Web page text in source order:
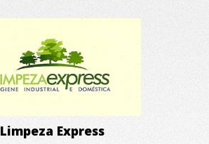
Limpeza Express